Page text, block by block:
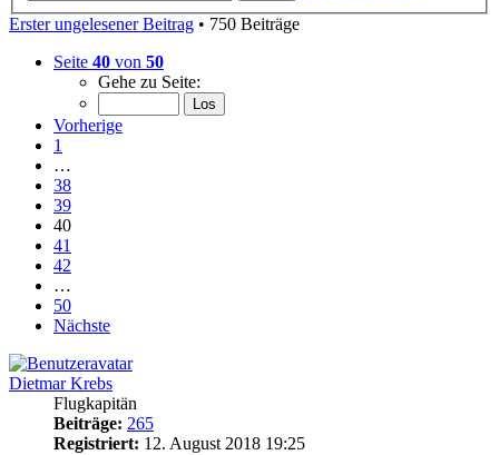
Erster ungelesener Beitrag • 750 Beiträge
Seite 40 von 50
Gehe zu Seite:
Vorherige
1
…
38
39
40
41
42
…
50
Nächste
Dietmar Krebs
Flugkapitän
Beiträge: 265
Registriert: 12. August 2018 19:25